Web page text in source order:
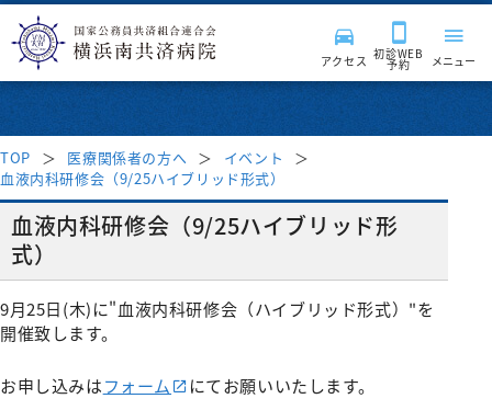
アクセス 初診WEB
予約 メニュー
来院される皆様へ
受診案内
はじめて受診される方
入院・面会
診療科
消化器内科
診療サポート部門
病院紹介
病院長挨拶
医療関係者の方へ
TOP 医療関係者の方へ
イベント
血液内科研修会（9/25ハイブリッド形式）
血液内科研修会（9/25ハイブリッド形
式）
9月25日(木)に"血液内科研修会（ハイブリッド形式）"を
開催致します。
お申し込みはフォーム にてお願いいたします。